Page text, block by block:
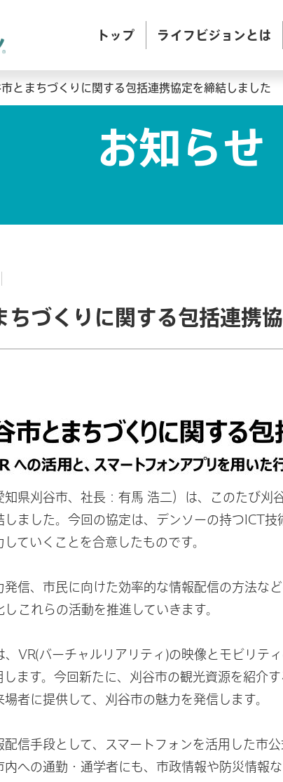
トップ ライフビジョンとは
とまちづくりに関する包括連携協定を締結しました
お知らせ
ちづくりに関する包括連携
知県刈谷市、社長：有馬 浩二）は、このたび
しました。今回の協定は、デンソーの持つICT
ていくことを合意したものです。
信、市民に向けた効率的な情報配信の方法な
これらの活動を推進していきます。
VR(バーチャルリアリティ)の映像とモビリテ
ます。今回新たに、刈谷市の観光資源を紹介
者に提供して、刈谷市の魅力を発信します。
信手段として、スマートフォンを活用した市
への通勤・通学者にも、市政情報や防災情報